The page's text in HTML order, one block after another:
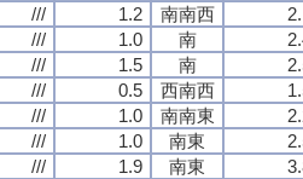
/// 1.2 南南西
/// 1.0 南
/// 1.5 南
/// 0.5 西南西
/// 1.0 南南東
/// 1.0 南東
/// 1.9 南東